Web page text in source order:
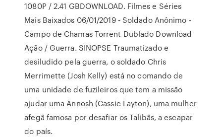
1080P / 2.41 GBDOWNLOAD. Filmes e Séries
Mais Baixados 06/01/2019 - Soldado Anônimo -
Campo de Chamas Torrent Dublado Download
Ação / Guerra. SINOPSE Traumatizado e
desiludido pela guerra, o soldado Chris
Merrimette (Josh Kelly) está no comando de
uma unidade de fuzileiros que tem a missão
ajudar uma Annosh (Cassie Layton), uma mulher
afegã famosa por desafiar os Talibãs, a escapar
do país.